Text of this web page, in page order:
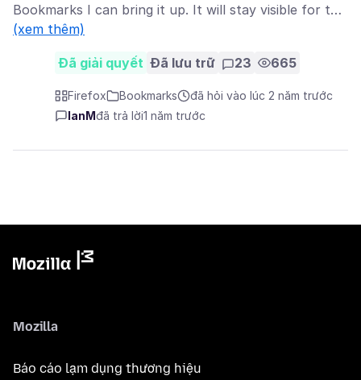
Bookmarks I can bring it up. It will stay visible for t…
(xem thêm)
Đã giải quyết Đã lưu trữ 23 665
Firefox Bookmarks
đã hỏi vào lúc 2 năm trước
IanMđã trả lời1 năm trước
Mozilla
Báo cáo lạm dụng thương hiệu